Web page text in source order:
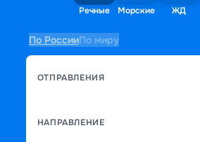
Речные Морские ЖД
По РоссииПо миру
ОТПРАВЛЕНИЯ
НАПРАВЛЕНИЕ